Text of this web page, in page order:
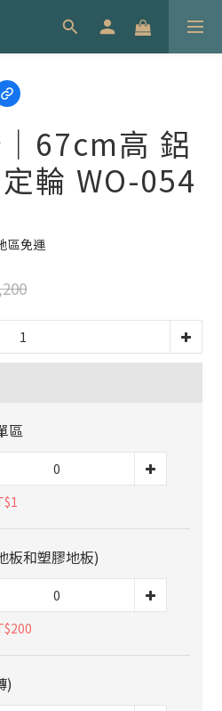
67cm高 鋁
輪 WO-054
區免運
區
板和塑膠地板)
)